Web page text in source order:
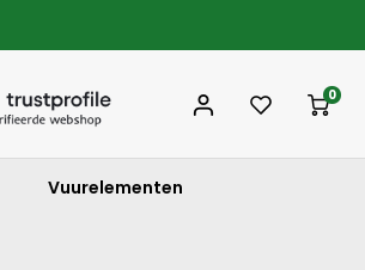
0
Vuurelementen